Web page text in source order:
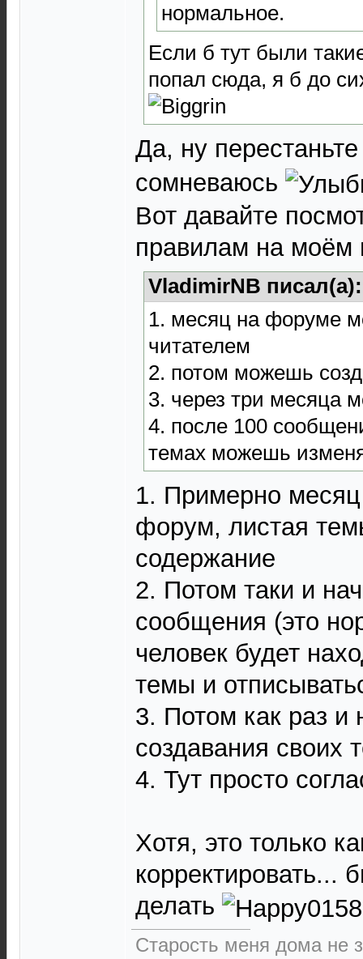
нормальное.
Если б тут были
попал сюда, я б до
Да, ну
сомневаюсь
Вот давайте
правилам на моём
VladimirNB
1. месяц на форуме
читателем
2. потом можешь
3. через три месяца
4. после 100
темах можешь
1. Примерно месяц
форум, листая
содержание
2. Потом таки и
сообщения (это
человек будет
темы и
3. Потом как раз и
создавания своих
4. Тут просто
Хотя, это только
корректировать...
делать
Старость меня дома не